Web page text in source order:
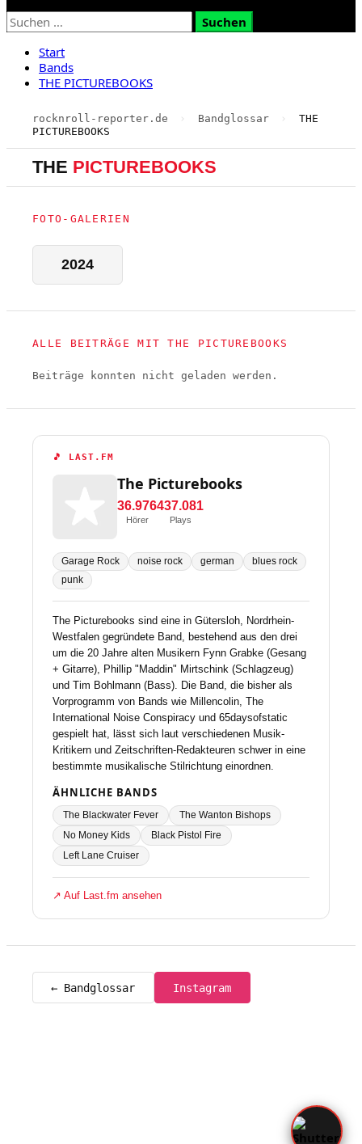
Suchen
nach:
Start
Bands
THE PICTUREBOOKS
rocknroll-reporter.de › Bandglossar ›
THE
PICTUREBOOKS
THE PICTUREBOOKS
FOTO-GALERIEN
2024
ALLE BEITRÄGE MIT THE PICTUREBOOKS
Beiträge konnten nicht geladen werden.
🎵 LAST.FM
The Picturebooks
36.976
Hörer
437.081
Plays
Garage Rock noise rock german
blues rock
punk
The Picturebooks sind eine in Gütersloh, Nordrhein-
Westfalen gegründete Band, bestehend aus den drei
um die 20 Jahre alten Musikern Fynn Grabke (Gesang
+ Gitarre), Phillip "Maddin" Mirtschink (Schlagzeug)
und Tim Bohlmann (Bass). Die Band, die bisher als
Vorprogramm von Bands wie Millencolin, The
International Noise Conspiracy und 65daysofstatic
gespielt hat, lässt sich laut verschiedenen Musik-
Kritikern und Zeitschriften-Redakteuren schwer in eine
bestimmte musikalische Stilrichtung einordnen.
ÄHNLICHE BANDS
The Blackwater Fever
The Wanton Bishops
No Money Kids
Black Pistol Fire
Left Lane Cruiser
↗ Auf Last.fm ansehen
← Bandglossar Instagram